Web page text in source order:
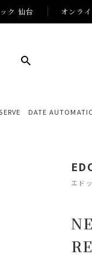
ク 仙台 オンラ
DATE AUTOMATIC
エド